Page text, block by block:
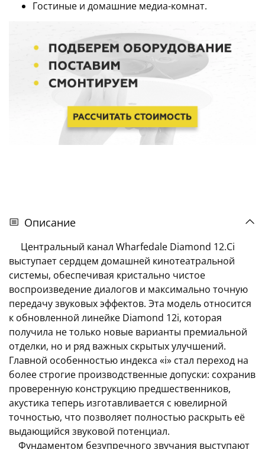
Гостиные и домашние медиа-комнат.
Описание
Центральный канал Wharfedale Diamond 12.Ci
выступает сердцем домашней кинотеатральной
системы, обеспечивая кристально чистое
воспроизведение диалогов и максимально точную
передачу звуковых эффектов. Эта модель относится
к обновленной линейке Diamond 12i, которая
получила не только новые варианты премиальной
отделки, но и ряд важных скрытых улучшений.
Главной особенностью индекса «i» стал переход на
более строгие производственные допуски: сохранив
проверенную конструкцию предшественников,
акустика теперь изготавливается с ювелирной
точностью, что позволяет полностью раскрыть её
выдающийся звуковой потенциал.
Фундаментом безупречного звучания выступают